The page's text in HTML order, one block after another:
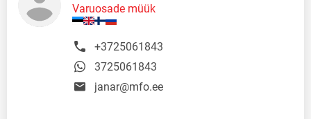
Varuosade müük
+3725061843
3725061843
janar@mfo.ee